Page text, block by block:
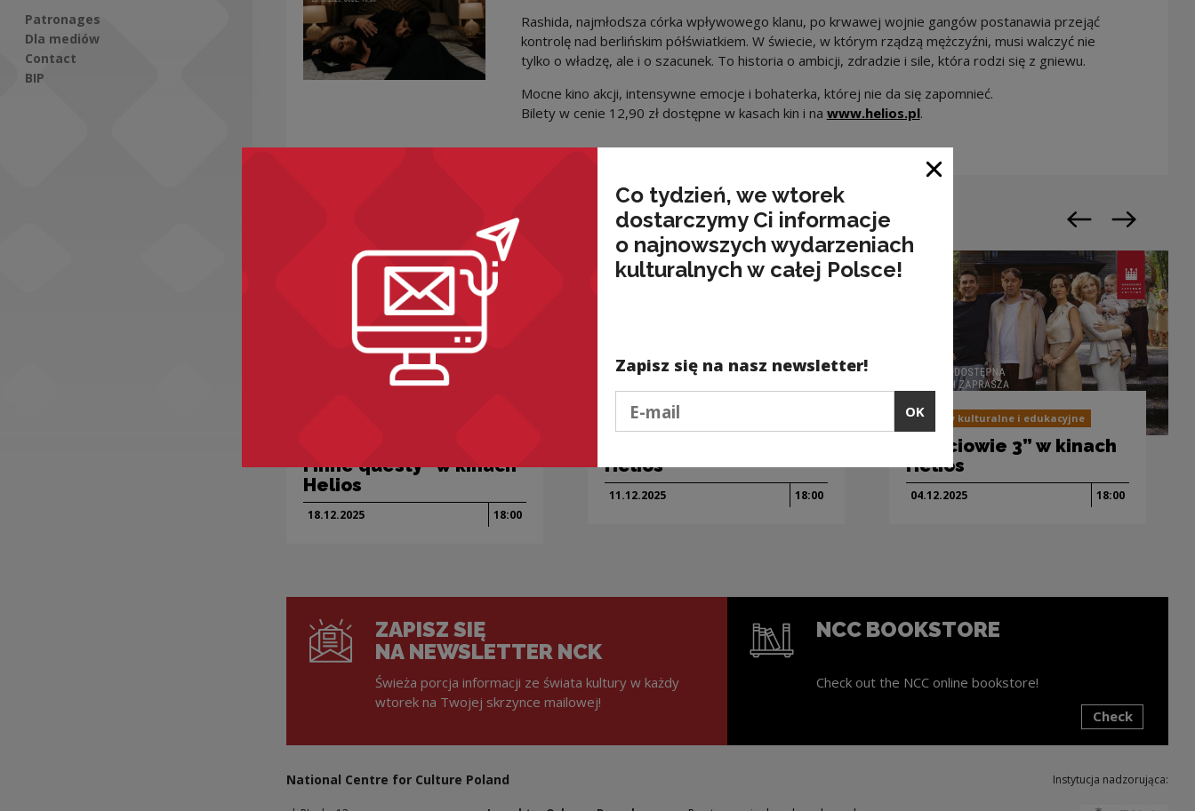
Patronages
Dla mediów
Contact
BIP
Rashida, najmłodsza córka wpływowego klanu, po krwawej wojnie gangów postanawia przejąć
kontrolę nad berlińskim półświatkiem. W świecie, w którym rządzą mężczyźni, musi walczyć nie
tylko o władzę, ale i o szacunek. To historia o ambicji, zdradzie i sile, która rodzi się z gniewu.
Mocne kino akcji, intensywne emocje i bohaterka, której nie da się zapomnieć.
Bilety w cenie 12,90 zł dostępne w kasach kin i na www.helios.pl.
i inne questy” w kinach
Helios
18.12.2025 18:00
Projekty kulturalne i edukacyjne
Helios
11.12.2025 18:00
Projekty kulturalne i edukacyjne
„Teściowie 3” w kinach
Helios
04.12.2025 18:00
Previous slide
Next slide
ZAPISZ SIĘ
NA NEWSLETTER NCK
Świeża porcja informacji ze świata kultury w każdy
wtorek na Twojej skrzynce mailowej!
NCC BOOKSTORE
Check out the NCC online bookstore!
Check
National Centre for Culture Poland Instytucja nadzorująca:
Co tydzień, we wtorek
dostarczymy Ci informacje
o najnowszych wydarzeniach
kulturalnych w całej Polsce!
Zapisz się na nasz newsletter!
OK